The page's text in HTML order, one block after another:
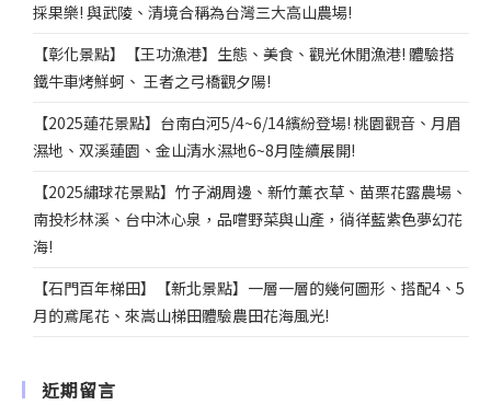
採果樂! 與武陵、清境合稱為台灣三大高山農場!
【彰化景點】【王功漁港】生態、美食、觀光休閒漁港! 體驗搭
鐵牛車烤鮮蚵、 王者之弓橋觀夕陽!
【2025蓮花景點】台南白河5/4~6/14繽紛登場! 桃園觀音、月眉
濕地、双溪蓮園、金山清水濕地6~8月陸續展開!
【2025繡球花景點】竹子湖周邊、新竹薰衣草、苗栗花露農場、
南投杉林溪、台中沐心泉，品嚐野菜與山產，徜徉藍紫色夢幻花
海!
【石門百年梯田】【新北景點】一層一層的幾何圖形、搭配4、5
月的鳶尾花、來嵩山梯田體驗農田花海風光!
近期留言